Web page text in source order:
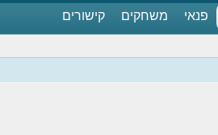
פנאי משחקים
קישורים